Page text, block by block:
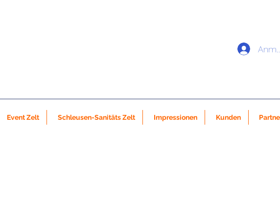
Event Zelt Schleusen-Sanitäts Zelt Impressionen Kunden